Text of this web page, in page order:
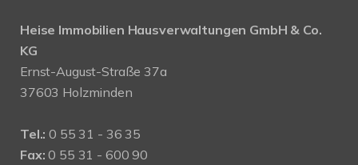
Heise Immobilien Hausverwaltungen GmbH & Co.
KG
Ernst-August-Straße 37a
37603 Holzminden
Tel.: 0 55 31 - 36 35
Fax: 0 55 31 - 600 90